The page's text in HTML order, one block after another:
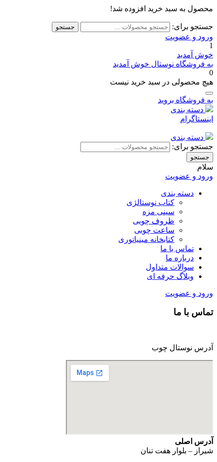
محصول به سبد خرید افزوده شد!
جستجو برای: جستجو
ورود و عضویت
1
خوش آمدید
به فروشگاه نوستال خوش آمدید
0
هیچ محصولی در سبد خرید نیست
به فروشگاه بروید
دسته بندی
اینستاگرام
دسته بندی
جستجو برای:
جستجو
سلام
ورود و عضویت
دسته بندی
کتاب نوستالژی
سینی مزه
ظروف چوبی
ساعت چوبی
کتابخانه مینیاتوری
تماس با ما
درباره ما
سوالات متداول
وبلاگ حرفه ای
ورود و عضویت
تماس با ما
آدرس نوستال چوب
آدرس اصلی
شیراز – بلوار هفت تنان